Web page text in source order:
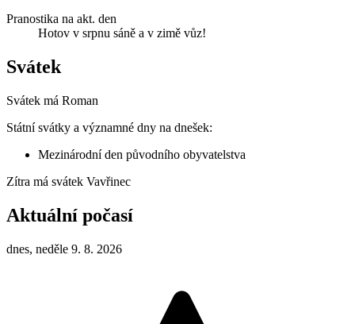
Pranostika na akt. den
Hotov v srpnu sáně a v zimě vůz!
Svátek
Svátek má Roman
Státní svátky a významné dny na dnešek:
Mezinárodní den původního obyvatelstva
Zítra má svátek Vavřinec
Aktuální počasí
dnes, neděle 9. 8. 2026